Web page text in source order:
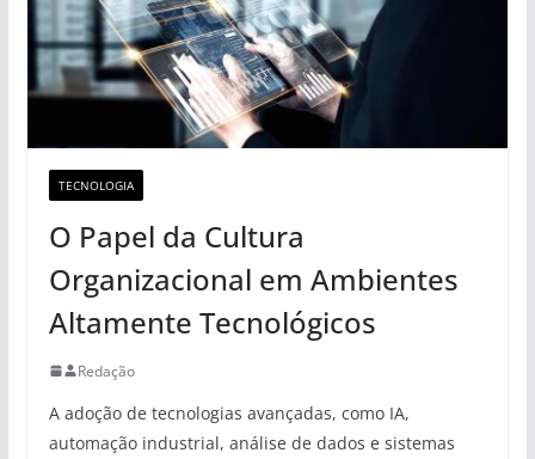
TECNOLOGIA
O Papel da Cultura
Organizacional em Ambientes
Altamente Tecnológicos
Redação
A adoção de tecnologias avançadas, como IA,
automação industrial, análise de dados e sistemas